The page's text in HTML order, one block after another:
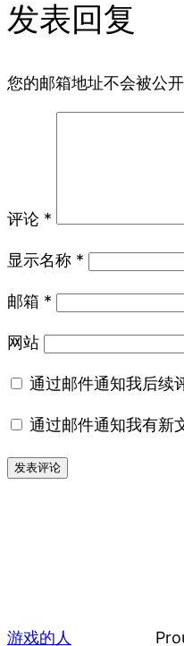
发表回复
您的邮箱地址不会被公开
评论 *
显示名称 *
邮箱 *
网站
通过邮件通知我后续
通过邮件通知我有新
游戏的人